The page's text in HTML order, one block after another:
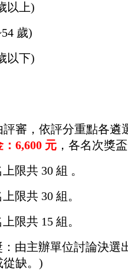
以上)
歲)
以下)
審，依評分重點各遴
6,600 元 ，各名次獎盃
限共 30 組 。
限共 30 組。
限共 15 組。
由主辦單位討論決選
從缺。)